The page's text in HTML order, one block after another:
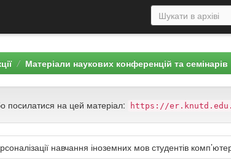
Матеріали наукових конференцій та семінарів
посилатися на цей матеріал: https://
навчання іноземних мов студентів